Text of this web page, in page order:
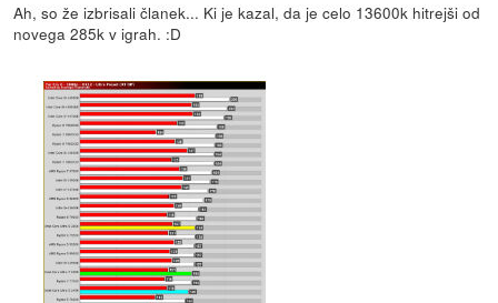
Ah, so že izbrisali članek... Ki je kazal, da je celo 13600k hitrejši od
novega 285k v igrah. :D